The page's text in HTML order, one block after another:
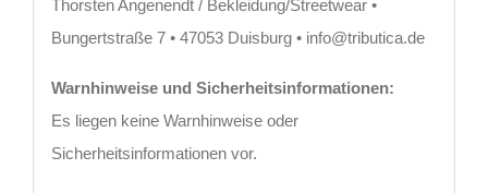
Thorsten Angenendt / Bekleidung/Streetwear •
Bungertstraße 7 • 47053 Duisburg • info@tributica.de
Warnhinweise und Sicherheitsinformationen:
Es liegen keine Warnhinweise oder
Sicherheitsinformationen vor.